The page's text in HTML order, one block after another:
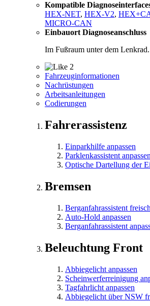
Kompatible
HEX-NET, HEX-V2,
MICRO-CAN
Einbauort Diagnoseanschluss
Im Fußraum unter dem Lenkrad.
2
Fahrzeuginformationen
Nachrüstungen
Arbeitsanleitungen
Codierungen
Fahrerassistenz
Einparkhilfe anpassen
Parklenkassistent anpassen
Optische Dartellung der
Bremsen
Berganfahrassistent
Auto-Hold anpassen
Berganfahrassistent
Beleuchtung Front
Abbiegelicht anpassen
Scheinwerferreinigung
Tagfahrlicht anpassen
Abbiegelicht über NSW